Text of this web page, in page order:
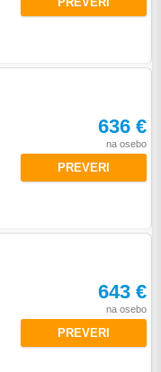
636 €
na osebo
PREVERI
643 €
na osebo
PREVERI